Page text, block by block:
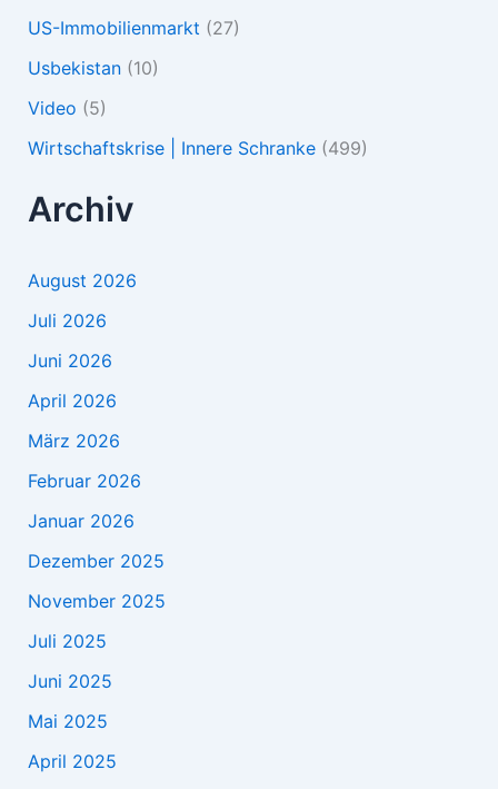
US-Immobilienmarkt (27)
Usbekistan(10)
Video (5)
Wirtschaftskrise | Innere Schranke(499)
Archiv
August 2026
Juli 2026
Juni 2026
April 2026
März 2026
Februar 2026
Januar 2026
Dezember 2025
November 2025
Juli 2025
Juni 2025
Mai 2025
April 2025